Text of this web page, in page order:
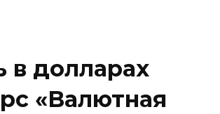
в долларах
«Валютная